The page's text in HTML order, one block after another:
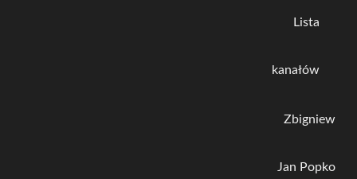
Lista
kanałów
Zbigniew
Jan Popko